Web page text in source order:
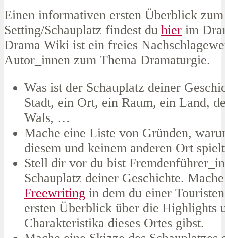
Einen informativen ersten Überblick
Setting/Schauplatz findest du hier im
Drama Wiki ist ein freies
Autor_innen zum Thema Dramaturgie.
Was ist der Schauplatz deiner
Stadt, ein Ort, ein Raum, ein Land,
Wals, …
Mache eine Liste von Gründen,
diesem und keinem anderen Ort
Stell dir vor du bist
Schauplatz deiner Geschichte.
Freewriting in dem du einer
ersten Überblick über die Highlights
Charakteristika dieses Ortes gibst.